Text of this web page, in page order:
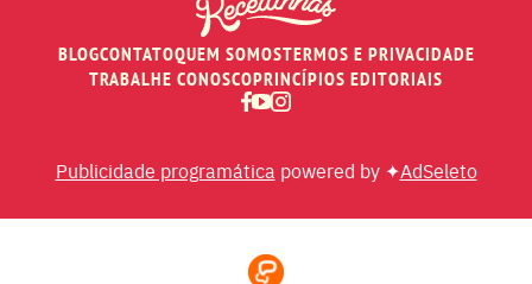
BLOGCONTATOQUEM SOMOSTERMOS E PRIVACIDADE
TRABALHE CONOSCOPRINCÍPIOS EDITORIAIS
Publicidade programática powered by ✦AdSeleto